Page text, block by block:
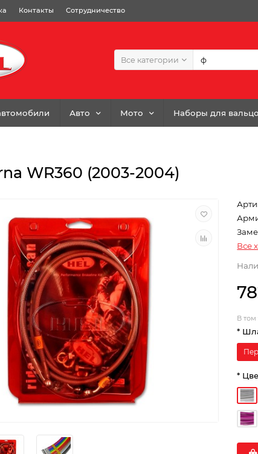
Контакты Сотрудничество
Все категории
Авто Мото Наборы для
WR360 (2003-2004)
Все
В
*
*